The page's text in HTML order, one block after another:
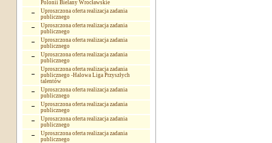
Polonii Bielany Wrocławskie
Uproszczona oferta realizacja zadania
publicznego
Uproszczona oferta realizacja zadania
publicznego
Uproszczona oferta realizacja zadania
publicznego
Uproszczona oferta realizacja zadania
publicznego
Uproszczona oferta realizacja zadania
publicznego -Halowa Liga Przyszłych
talentów
Uproszczona oferta realizacja zadania
publicznego
Uproszczona oferta realizacja zadania
publicznego
Uproszczona oferta realizacja zadania
publicznego
Uproszczona oferta realizacja zadania
publicznego